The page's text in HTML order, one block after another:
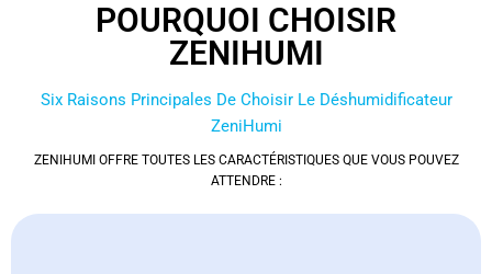
POURQUOI CHOISIR
ZENIHUMI
Six Raisons Principales De Choisir Le Déshumidificateur
ZeniHumi
ZENIHUMI OFFRE TOUTES LES CARACTÉRISTIQUES QUE VOUS POUVEZ
ATTENDRE :